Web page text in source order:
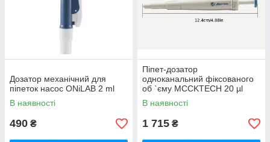
Дозатор механічний для
піпеток насос ONiLAB 2 ml
В наявності
490 ₴
Піпет-дозатор
одноканальний фіксованого
об `єму MCCKTECH 20 µl
В наявності
1 715 ₴